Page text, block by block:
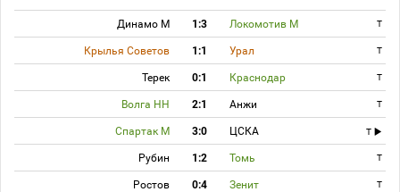
Динамо М 1:3 Локомотив М T
Крылья Советов 1:1 Урал T
Терек 0:1 Краснодар T
Волга НН 2:1 Анжи T
Спартак М 3:0 ЦСКА T
Рубин 1:2 Томь T
Ростов 0:4 Зенит T